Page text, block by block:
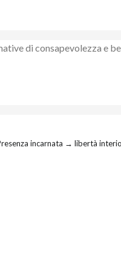
di consapevolezza e
incarnata → libertà